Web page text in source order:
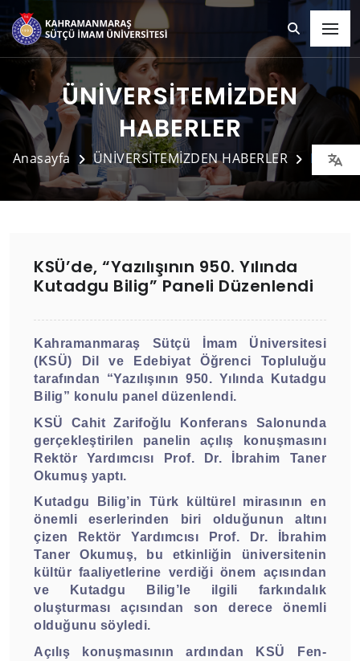
ÜNİVERSİTEMİZDEN
HABERLER
Anasayfa ÜNİVERSİTEMİZDEN HABERLER Detay
KSÜ’de, “Yazılışının 950. Yılında
Kutadgu Bilig” Paneli Düzenlendi
Kahramanmaraş Sütçü İmam Üniversitesi
(KSÜ) Dil ve Edebiyat Öğrenci Topluluğu
tarafından “Yazılışının 950. Yılında Kutadgu
Bilig” konulu panel düzenlendi.
KSÜ Cahit Zarifoğlu Konferans Salonunda
gerçekleştirilen panelin açılış konuşmasını
Rektör Yardımcısı Prof. Dr. İbrahim Taner
Okumuş yaptı.
Kutadgu Bilig’in Türk kültürel mirasının en
önemli eserlerinden biri olduğunun altını
çizen Rektör Yardımcısı Prof. Dr. İbrahim
Taner Okumuş, bu etkinliğin üniversitenin
kültür faaliyetlerine verdiği önem açısından
ve Kutadgu Bilig’le ilgili farkındalık
oluşturması açısından son derece önemli
olduğunu söyledi.
Açılış konuşmasının ardından KSÜ Fen-